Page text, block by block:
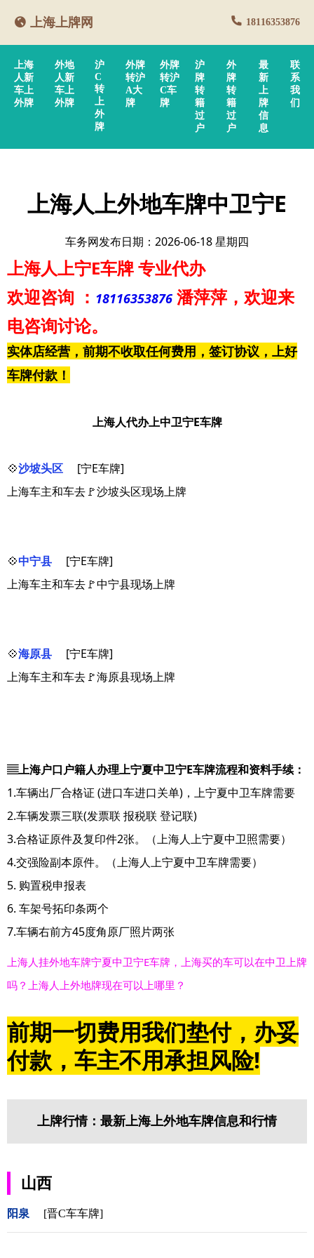
上海上牌网 18116353876
上海
人新
车上
外牌
外地
人新
车上
外牌
沪
C
转
上
外
牌
外牌
转沪
A大
牌
外牌
转沪
C车
牌
沪
牌
转
籍
过
户
外
牌
转
籍
过
户
最
新
上
牌
信
息
联
系
我
们
上海人上外地车牌中卫宁E
车务网发布日期：2026-06-18 星期四
上海人上宁E车牌专业代办
欢迎咨询 ： 18116353876 潘萍萍 ，欢迎来
电咨询讨论。
实体店经营，前期不收取任何费用，签订协议，上好
车牌付款！
上海人代办上中卫宁E车牌
💠沙坡头区
[宁E车牌]
上海车主和车去🚩沙坡头区现场上牌
💠中宁县
[宁E车牌]
上海车主和车去🚩中宁县现场上牌
💠海原县
[宁E车牌]
上海车主和车去🚩海原县现场上牌
▤上海户口户籍人办理上宁夏中卫宁E车牌流程和资料手续：
1.车辆出厂合格证 (进口车进口关单)，上宁夏中卫车牌需要
2.车辆发票三联(发票联 报税联 登记联)
3.合格证原件及复印件2张。（上海人上宁夏中卫照需要）
4.交强险副本原件。（上海人上宁夏中卫车牌需要）
5. 购置税申报表
6. 车架号拓印条两个
7.车辆右前方45度角原厂照片两张
上海人挂外地车牌宁夏中卫宁E车牌，上海买的车可以在中卫上牌
吗？上海人上外地牌现在可以上哪里？
前期一切费用我们垫付，办妥
付款，车主不用承担风险!
上牌行情：最新上海上外地车牌信息和行情
山西
阳泉 [晋C车车牌]